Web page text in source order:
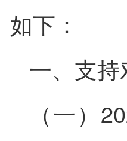
如下：
一、支
（一）